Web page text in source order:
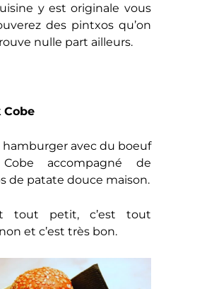
y est originale vous
des pintxos qu’on
nulle part ailleurs.
Cobe
hamburger avec du boeuf
accompagné de
de patate douce maison.
tout petit, c’est tout
et c’est très bon.